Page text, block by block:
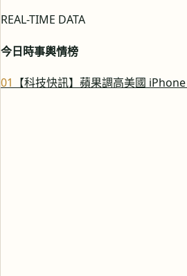
REAL-TIME DATA
今日時事輿情榜
01 【科技快訊】蘋果調高美國